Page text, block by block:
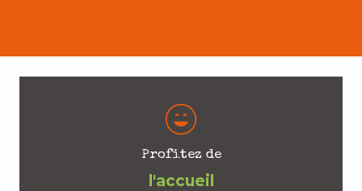
Profitez de
l'accueil